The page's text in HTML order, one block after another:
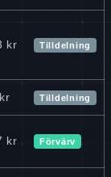
kr Tilldelning
Tilldelning
kr Förvärv